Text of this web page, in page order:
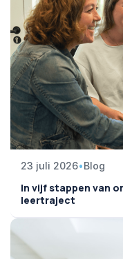
23 juli 2026•Blog
In vijf stappen van
leertraject